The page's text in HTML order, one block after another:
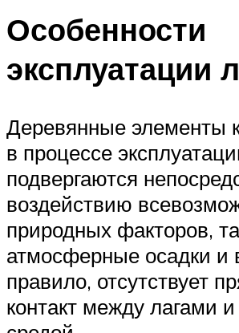
Особенности
эксплуатации
Деревянные элементы
в процессе
подвергаются
воздействию
природных факторов,
атмосферные осадки и
правило, отсутствует
контакт между лагами